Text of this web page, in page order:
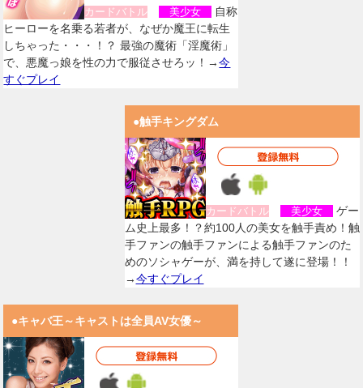
カードバトル 美少女
自称
ヒーローを名乗る若者が、なぜか魔王に転生
しちゃった・・・！？ 最強の魔術「淫魔術」
で、悪魔っ娘を性の力で服従させろッ！→今
すぐプレイ
●触手キングダム
カードバトル 美少女
ゲー
ム史上最多！？約100人の美女を触手責め！触
手ファンの触手ファンによる触手ファンのた
めのソシャゲーが、満を持して遂に登場！！
→今すぐプレイ
●キャバ王～キャストは全員AV女優～